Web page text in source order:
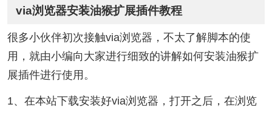
via浏览器安装油猴扩展插件教程
很多小伙伴初次接触via浏览器，不太了解脚本的使
用，就由小编向大家进行细致的讲解如何安装油猴扩
展插件进行使用。
1、在本站下载安装好via浏览器，打开之后，在浏览